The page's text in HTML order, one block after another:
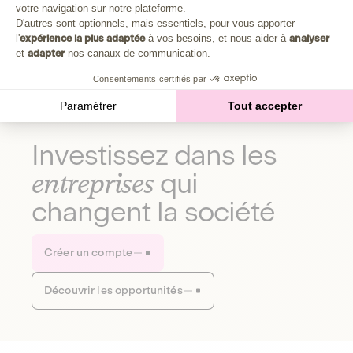
Plongez au cœur de la fabrique d'une autre économie,
celle qui fait du bien à la planète et aux humains.
Découvrir notre média
Investissez dans les
entreprises qui
changent la société
Créer un compte
Découvrir les opportunités
votre navigation sur notre plateforme.
D'autres sont optionnels, mais essentiels, pour vous apporter
l'expérience la plus adaptéeà vos besoins, et nous aider à analyser
et adapternos canaux de communication.
Consentements certifiés par
Paramétrer Tout accepter
Axeptio consent